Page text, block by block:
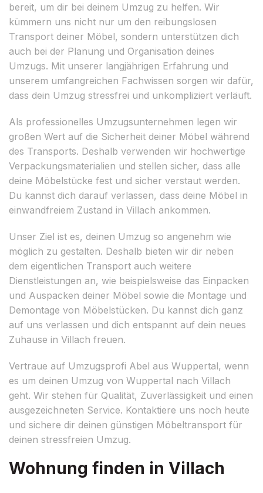
bereit, um dir bei deinem Umzug zu helfen. Wir
kümmern uns nicht nur um den reibungslosen
Transport deiner Möbel, sondern unterstützen dich
auch bei der Planung und Organisation deines
Umzugs. Mit unserer langjährigen Erfahrung und
unserem umfangreichen Fachwissen sorgen wir dafür,
dass dein Umzug stressfrei und unkompliziert verläuft.
Als professionelles Umzugsunternehmen legen wir
großen Wert auf die Sicherheit deiner Möbel während
des Transports. Deshalb verwenden wir hochwertige
Verpackungsmaterialien und stellen sicher, dass alle
deine Möbelstücke fest und sicher verstaut werden.
Du kannst dich darauf verlassen, dass deine Möbel in
einwandfreiem Zustand in Villach ankommen.
Unser Ziel ist es, deinen Umzug so angenehm wie
möglich zu gestalten. Deshalb bieten wir dir neben
dem eigentlichen Transport auch weitere
Dienstleistungen an, wie beispielsweise das Einpacken
und Auspacken deiner Möbel sowie die Montage und
Demontage von Möbelstücken. Du kannst dich ganz
auf uns verlassen und dich entspannt auf dein neues
Zuhause in Villach freuen.
Vertraue auf Umzugsprofi Abel aus Wuppertal, wenn
es um deinen Umzug von Wuppertal nach Villach
geht. Wir stehen für Qualität, Zuverlässigkeit und einen
ausgezeichneten Service. Kontaktiere uns noch heute
und sichere dir deinen günstigen Möbeltransport für
deinen stressfreien Umzug.
Wohnung finden in Villach